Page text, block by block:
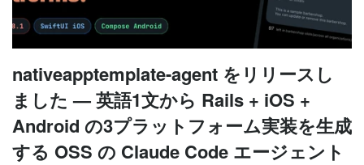
nativeapptemplate-agent をリリースし
ました — 英語1文から Rails + iOS +
Android の3プラットフォーム実装を生成
する OSS の Claude Code エージェント